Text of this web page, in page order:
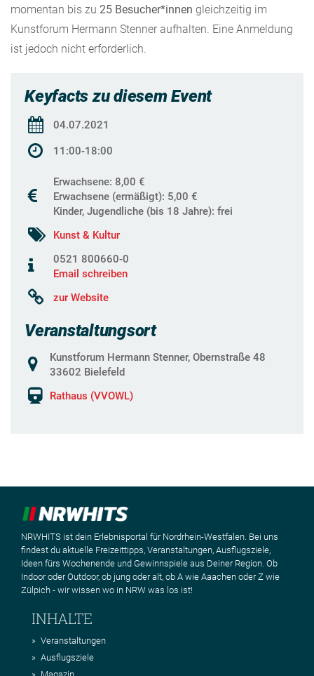
momentan bis zu 25 Besucher*innen gleichzeitig im
Kunstforum Hermann Stenner aufhalten. Eine Anmeldung
ist jedoch nicht erforderlich.
Keyfacts zu diesem Event
04.07.2021
11:00-18:00
Erwachsene: 8,00 €
Erwachsene (ermäßigt): 5,00 €
Kinder, Jugendliche (bis 18 Jahre): frei
Kunst & Kultur
0521 800660-0
Email schreiben
zur Website
Veranstaltungsort
Kunstforum Hermann Stenner, Obernstraße 48
33602 Bielefeld
Rathaus (VVOWL)
NRWHITS ist dein Erlebnisportal für Nordrhein-Westfalen. Bei uns
findest du aktuelle Freizeittipps, Veranstaltungen, Ausflugsziele,
Ideen fürs Wochenende und Gewinnspiele aus Deiner Region. Ob
Indoor oder Outdoor, ob jung oder alt, ob A wie Aaachen oder Z wie
Zülpich - wir wissen wo in NRW was los ist!
INHALTE
Veranstaltungen
Ausflugsziele
Magazin